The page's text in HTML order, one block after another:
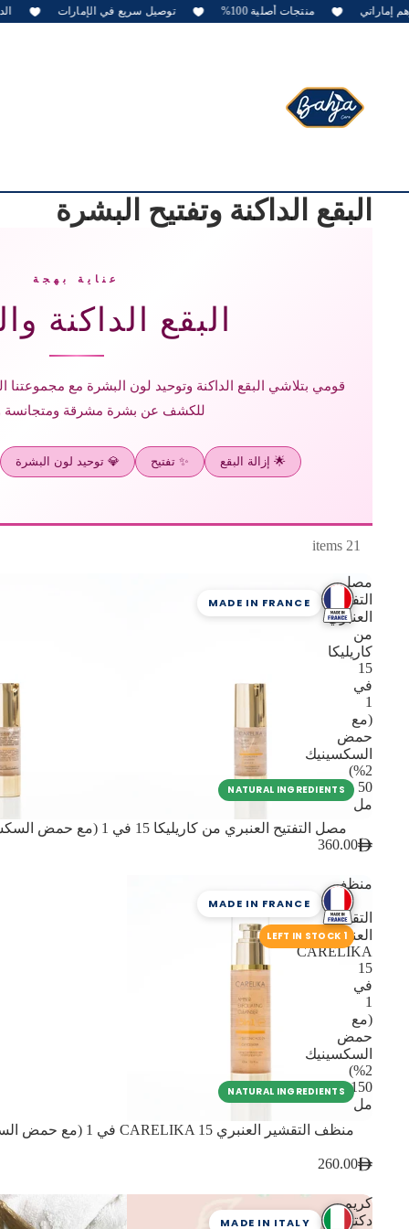
منتجات أصلية 100% توصيل سريع في الإمارات الدفع
البقع الداكنة وتفتيح البشرة
عناية بهجة
البقع الداكنة
قومي بتلاشي البقع الداكنة وتوحيد لون البشرة مع مجموعتنا
للكشف عن بشرة مشرقة ومتجانسة
🌟 إزالة البقع ✨ تفتيح 💎 توحيد لون البشرة
21 items
مصل
التفتيح
العنبري
من
كاريليكا
15
في
1
(مع
حمض
السكسينيك
2%)
50
مل
MADE IN FRANCE
NATURAL INGREDIENTS
مصل التفتيح العنبري من كاريليكا 15 في 1 (مع حمض السكسينيك 2%) 50 مل
360.00
منظف
التقشير
العنبري
CARELIKA
15
في
1
(مع
حمض
السكسينيك
2%)
150
مل
MADE IN FRANCE
1 LEFT IN STOCK
NATURAL INGREDIENTS
260.00
كريم
دكتور
MADE IN ITALY